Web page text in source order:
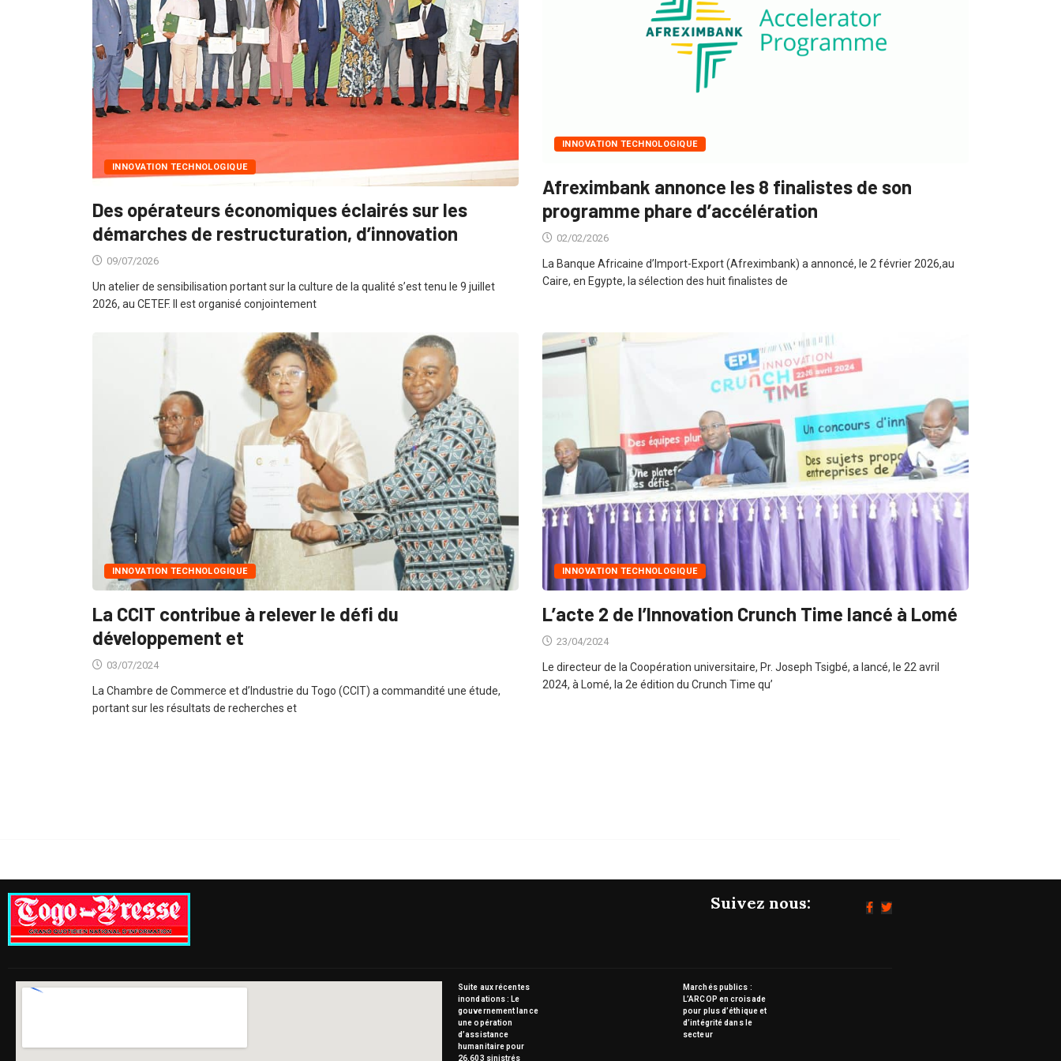
INNOVATION TECHNOLOGIQUE
Des opérateurs économiques éclairés sur les
démarches de restructuration, d’innovation
09/07/2026
Un atelier de sensibilisation portant sur la culture de la qualité s’est tenu le 9 juillet
2026, au CETEF. Il est organisé conjointement
INNOVATION TECHNOLOGIQUE
Afreximbank annonce les 8 finalistes de son
programme phare d’accélération
02/02/2026
La Banque Africaine d’Import-Export (Afreximbank) a annoncé, le 2 février 2026,au
Caire, en Egypte, la sélection des huit finalistes de
INNOVATION TECHNOLOGIQUE
La CCIT contribue à relever le défi du
développement et
03/07/2024
La Chambre de Commerce et d’Industrie du Togo (CCIT) a commandité une étude,
portant sur les résultats de recherches et
INNOVATION TECHNOLOGIQUE
L’acte 2 de l’Innovation Crunch Time lancé à Lomé
23/04/2024
Le directeur de la Coopération universitaire, Pr. Joseph Tsigbé, a lancé, le 22 avril
2024, à Lomé, la 2e édition du Crunch Time qu’
Suivez nous:
Suite aux récentes
inondations : Le
gouvernement lance
une opération
d’assistance
humanitaire pour
26.603 sinistrés
Marchés publics :
L’ARCOP en croisade
pour plus d’éthique et
d’intégrité dans le
secteur